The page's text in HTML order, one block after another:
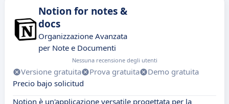
Notion for notes &
docs
Organizzazione Avanzata
per Note e Documenti
Nessuna recensione degli utenti
Versione gratuita Prova gratuita
Demo gratuita
Precio bajo solicitud
Notion è un'applicazione versatile progettata per la